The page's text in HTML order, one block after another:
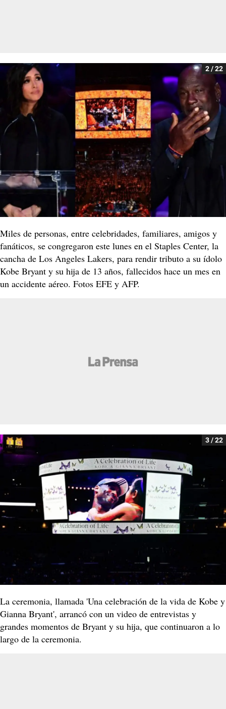
2 / 22
Miles de personas, entre celebridades, familiares, amigos y
fanáticos, se congregaron este lunes en el Staples Center, la
cancha de Los Angeles Lakers, para rendir tributo a su ídolo
Kobe Bryant y su hija de 13 años, fallecidos hace un mes en
un accidente aéreo. Fotos EFE y AFP.
3 / 22
La ceremonia, llamada 'Una celebración de la vida de Kobe y
Gianna Bryant', arrancó con un video de entrevistas y
grandes momentos de Bryant y su hija, que continuaron a lo
largo de la ceremonia.